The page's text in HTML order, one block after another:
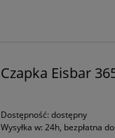
Czapka Eisbar
Dostępność: dostępny
Wysyłka w: 24h, bezpłatna